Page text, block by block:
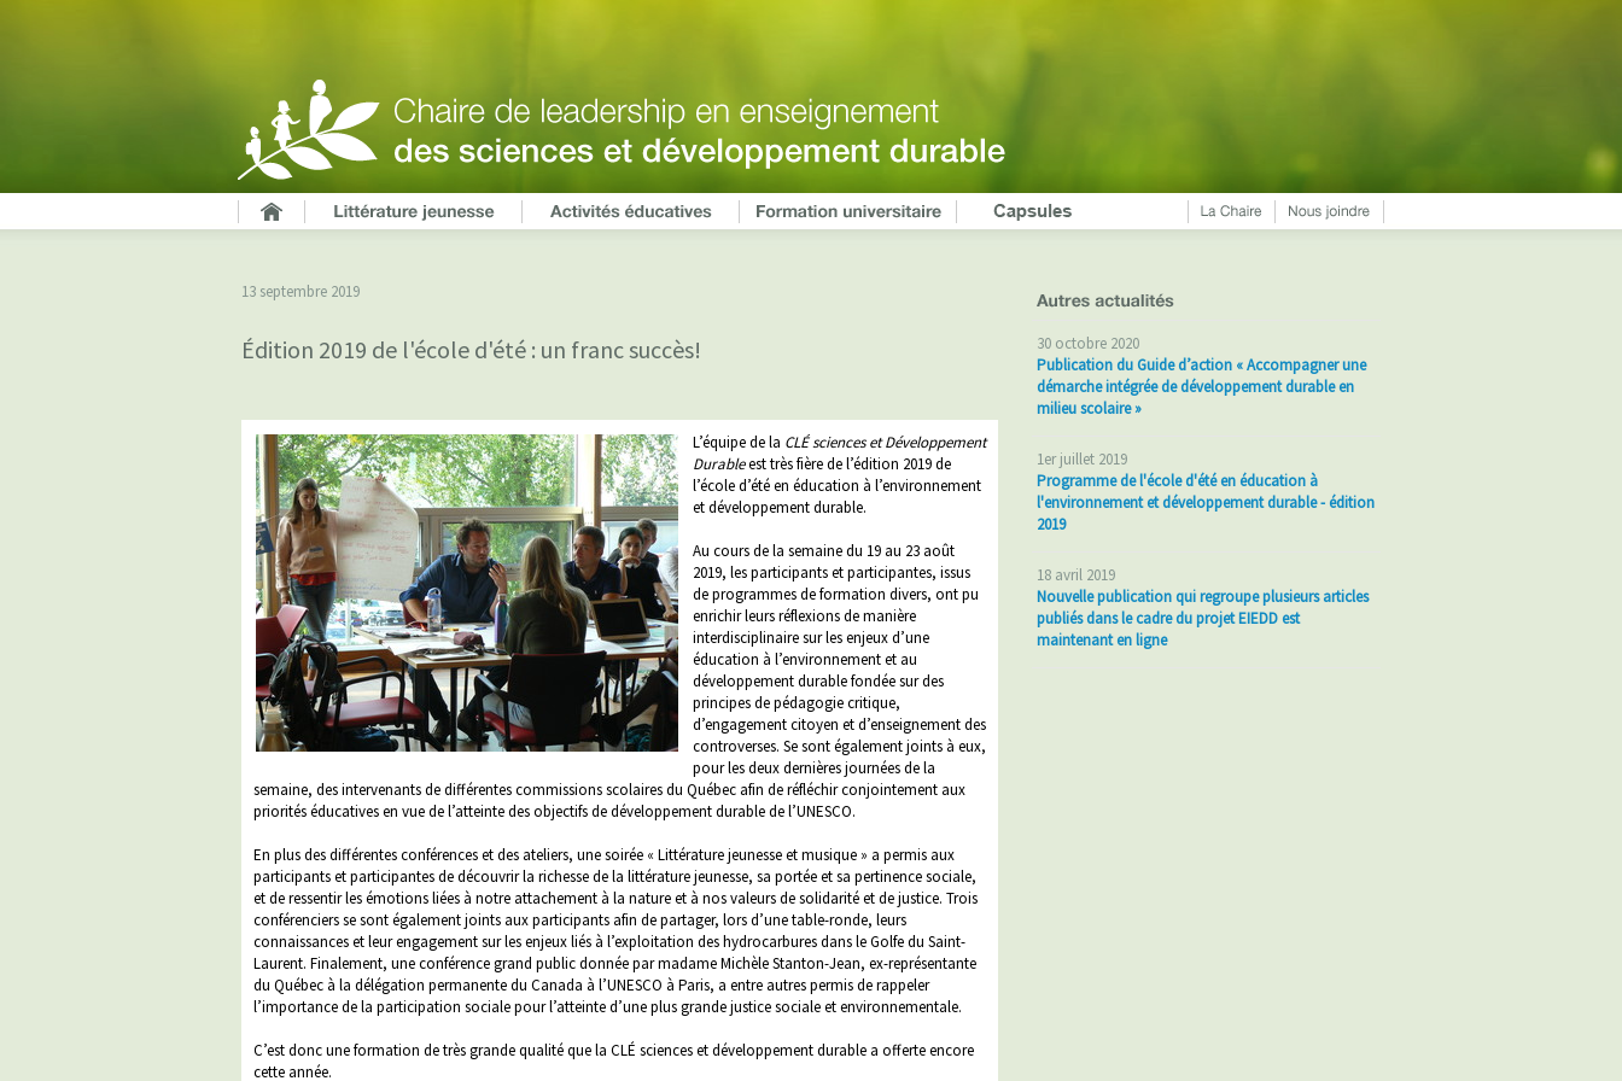
13 septembre 2019
Édition 2019 de l'école d'été : un franc succès!
L’équipe de la CLÉ sciences et Développement
Durableest très fière de l’édition 2019 de
l’école d’été en éducation à l’environnement
et développement durable.
Au cours de la semaine du 19 au 23 août
2019, les participants et participantes, issus
de programmes de formation divers, ont pu
enrichir leurs réflexions de manière
interdisciplinaire sur les enjeux d’une
éducation à l’environnement et au
développement durable fondée sur des
principes de pédagogie critique,
d’engagement citoyen et d’enseignement des
controverses. Se sont également joints à eux,
pour les deux dernières journées de la
semaine, des intervenants de différentes commissions scolaires du Québec afin de réfléchir conjointement aux
priorités éducatives en vue de l’atteinte des objectifs de développement durable de l’UNESCO.
En plus des différentes conférences et des ateliers, une soirée « Littérature jeunesse et musique » a permis aux
participants et participantes de découvrir la richesse de la littérature jeunesse, sa portée et sa pertinence sociale,
et de ressentir les émotions liées à notre attachement à la nature et à nos valeurs de solidarité et de justice. Trois
conférenciers se sont également joints aux participants afin de partager, lors d’une table-ronde, leurs
connaissances et leur engagement sur les enjeux liés à l’exploitation des hydrocarbures dans le Golfe du Saint-
Laurent. Finalement, une conférence grand public donnée par madame Michèle Stanton-Jean, ex-représentante
du Québec à la délégation permanente du Canada à l’UNESCO à Paris, a entre autres permis de rappeler
l’importance de la participation sociale pour l’atteinte d’une plus grande justice sociale et environnementale.
C’est donc une formation de très grande qualité que la CLÉ sciences et développement durable a offerte encore
cette année.
30 octobre 2020
Publication du Guide d’action « Accompagner une
démarche intégrée de développement durable en
milieu scolaire »
1er juillet 2019
Programme de l'école d'été en éducation à
l'environnement et développement durable - édition
2019
18 avril 2019
Nouvelle publication qui regroupe plusieurs articles
publiés dans le cadre du projet EIEDD est
maintenant en ligne